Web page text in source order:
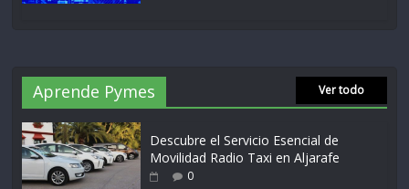
Aprende Pymes Ver todo
Descubre el Servicio Esencial de
Movilidad Radio Taxi en Aljarafe
0